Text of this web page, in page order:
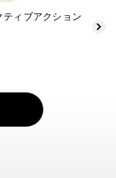
ィブアクション